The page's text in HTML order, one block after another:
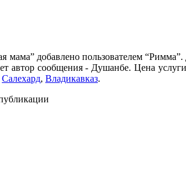
мама” добавлено пользователем
автор сообщения - Душанбе. Цена
Салехард, Владикавказ.